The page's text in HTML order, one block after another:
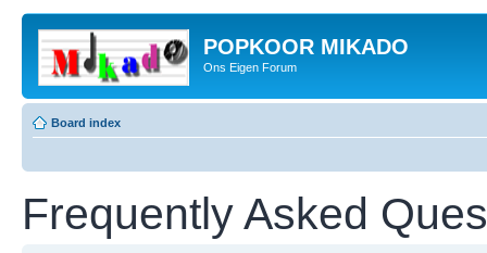
POPKOOR MIKADO
Ons Eigen Forum
Board index
Frequently Asked